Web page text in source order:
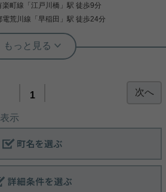
、衣類や履き物の整理がしやすく便利です。新生
を始めるためのお住まいを探すなら、当社にお任
下さい。初めての方でも安心していただけるよ
全力でサポートいたします。お気軽に当社へご
絡下さい。
詳細を見る
楽町線 「江戸川橋 」駅 徒歩9分
電荒川線 「早稲田 」駅 徒歩24分
店 小野寺悠
ット無料！ 礼金も無し！
回の物件は江戸小日向マンション。 初期費用をお
！ 防犯カメラ、モニター付きインターホン
ュリティ面も○！ 1階ですが角部屋、南向きで
い合わせください。
詳細を見る
1 次へ
示